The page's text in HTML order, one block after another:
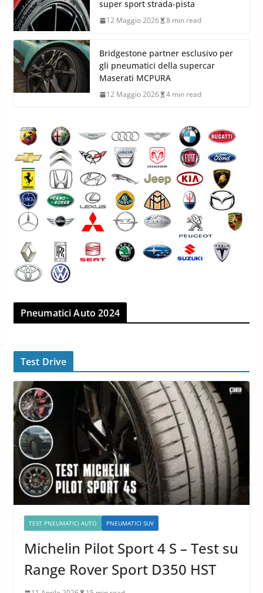
super sport strada-pista
12 Maggio 2026 8 min read
Bridgestone partner esclusivo per
gli pneumatici della supercar
Maserati MCPURA
12 Maggio 2026 4 min read
Pneumatici Auto 2024
Test Drive
TEST PNEUMATICI AUTO PNEUMATICI SUV
Michelin Pilot Sport 4 S – Test su
Range Rover Sport D350 HST